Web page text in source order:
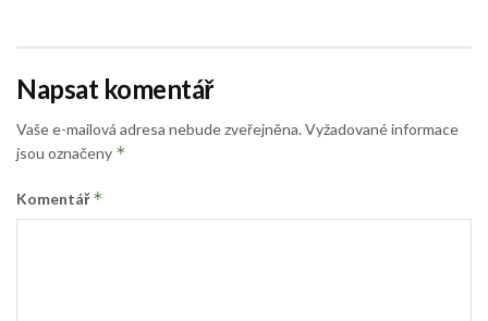
Napsat komentář
Vaše e-mailová adresa nebude zveřejněna. Vyžadované informace
jsou označeny *
Komentář*